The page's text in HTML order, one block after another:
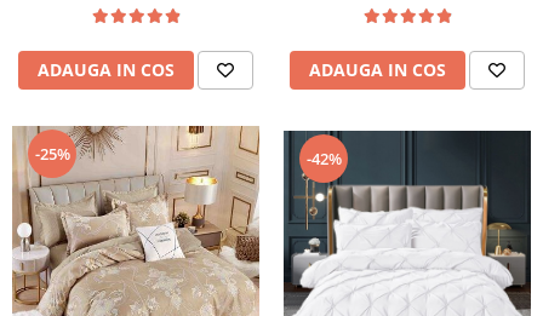
ADAUGA IN COS ADAUGA IN COS
-25% -42%